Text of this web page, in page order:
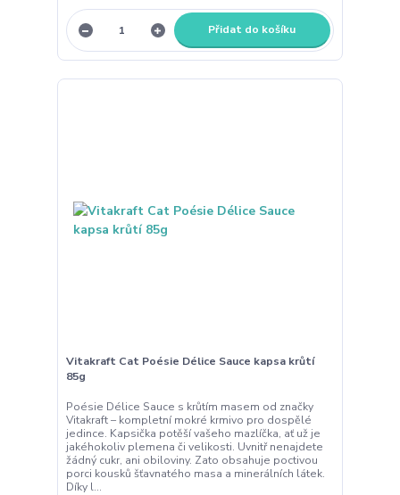
Přidat do košíku
Vitakraft Cat Poésie Délice Sauce kapsa krůtí
85g
Poésie Délice Sauce s krůtím masem od značky
Vitakraft – kompletní mokré krmivo pro dospělé
jedince. Kapsička potěší vašeho mazlíčka, ať už je
jakéhokoliv plemena či velikosti. Uvnitř nenajdete
žádný cukr, ani obiloviny. Zato obsahuje poctivou
porci kousků šťavnatého masa a minerálních látek.
Díky l...